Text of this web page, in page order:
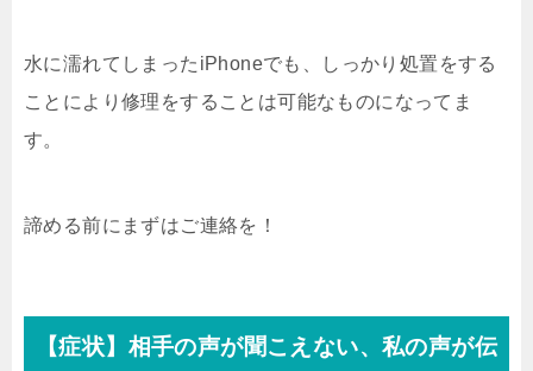
水に濡れてしまったiPhoneでも、しっかり処置をする
ことにより修理をすることは可能なものになってま
す。
諦める前にまずはご連絡を！
【症状】相手の声が聞こえない、私の声が伝